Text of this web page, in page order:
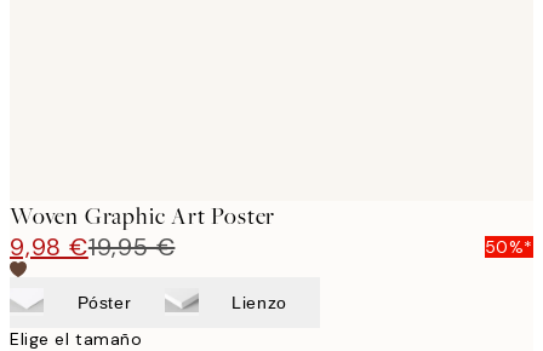
Woven Graphic Art Poster
9,98 €19,95 € 50%*
Póster Lienzo
Elige el tamaño